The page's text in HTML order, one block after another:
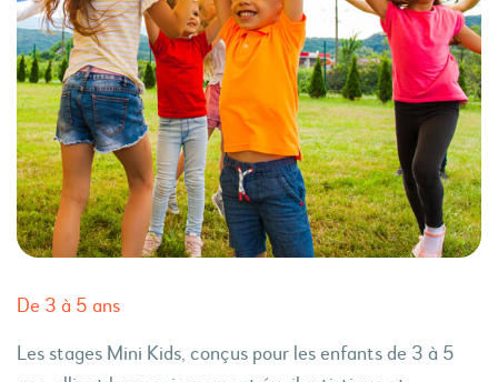
De 3 à 5 ans
Les stages Mini Kids, conçus pour les enfants de 3 à 5